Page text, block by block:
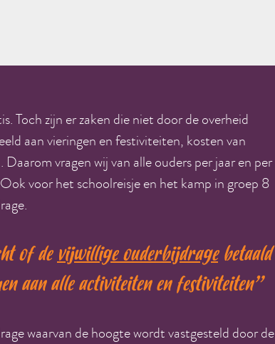
Toch zijn er zaken die niet door de overheid
aan vieringen en festiviteiten, kosten van
vragen wij van alle ouders per jaar en per
voor het schoolreisje en het kamp in groep 8
of de vijwillige ouderbijdragebetaald
aan alle activiteiten en festiviteiten”
waarvan de hoogte wordt vastgesteld door de